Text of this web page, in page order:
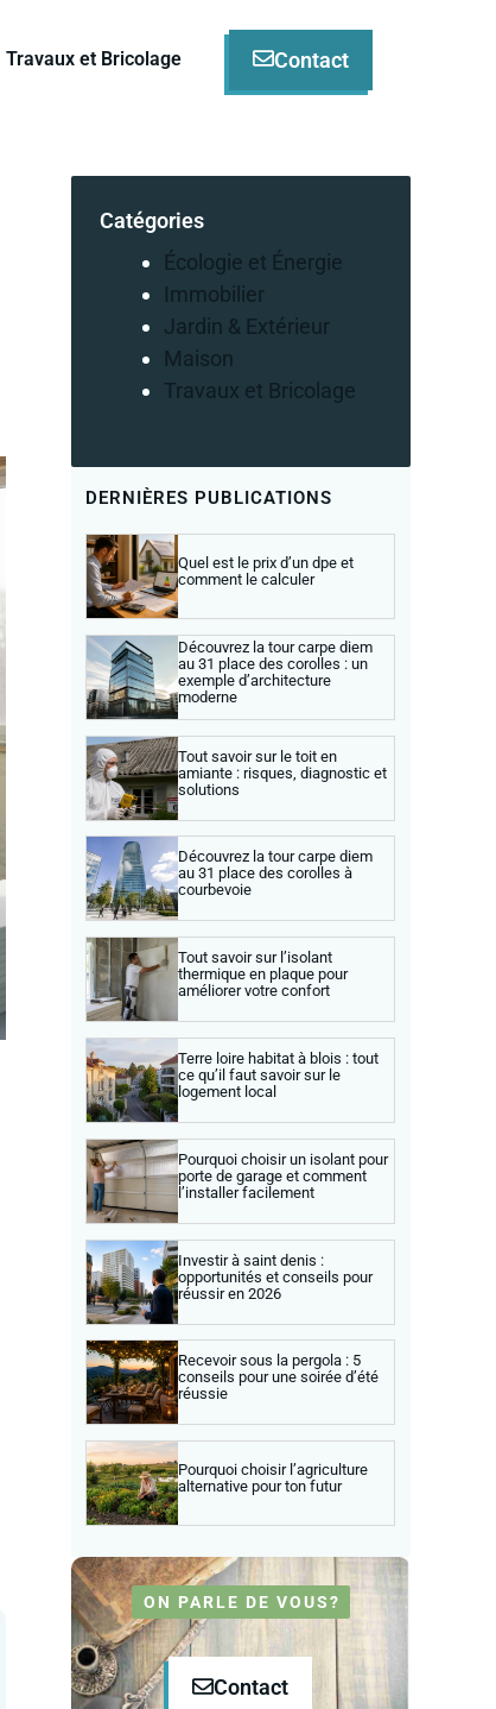
Travaux et Bricolage Contact
Catégories
Écologie et Énergie
Immobilier
Jardin & Extérieur
Maison
Travaux et Bricolage
DERNIÈRES PUBLICATIONS
Quel est le prix d’un dpe et
comment le calculer
Découvrez la tour carpe diem
au 31 place des corolles : un
exemple d’architecture
moderne
Tout savoir sur le toit en
amiante : risques, diagnostic et
solutions
Découvrez la tour carpe diem
au 31 place des corolles à
courbevoie
Tout savoir sur l’isolant
thermique en plaque pour
améliorer votre confort
Terre loire habitat à blois : tout
ce qu’il faut savoir sur le
logement local
Pourquoi choisir un isolant pour
porte de garage et comment
l’installer facilement
Investir à saint denis :
opportunités et conseils pour
réussir en 2026
Recevoir sous la pergola : 5
conseils pour une soirée d’été
réussie
Pourquoi choisir l’agriculture
alternative pour ton futur
ON PARLE DE VOUS?
Contact